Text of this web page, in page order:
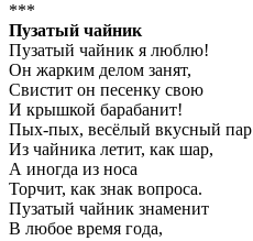
***
Пузатый чайник
Пузатый чайник я люблю!
Он жарким делом занят,
Свистит он песенку свою
И крышкой барабанит!
Пых-пых, весёлый вкусный пар
Из чайника летит, как шар,
А иногда из носа
Торчит, как знак вопроса.
Пузатый чайник знаменит
В любое время года,